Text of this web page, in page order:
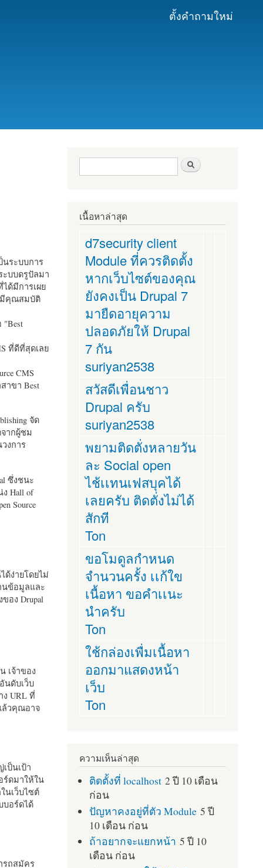
ตั้งคำถามใหม่
นระบบการ
ะบบดรูปัลมา
ด้มีการเผย
มีคุณสมบัติ
"Best
ที่ดีที่สุดเลย
CMS
าขา Best
จัด
ากผู้ชม
งการ
ซึ่งชนะ
Hall of
Source
ด้ง่ายโดยไม่
นข้อมูลและ
อง Drupal
เจ้าของ
นดับเว็บ
URL ที่
ล้วคุณอาจ
ป็นเป้า
ร์ดมาให้ใน
นเว็บไซต์
บอร์ดได้
รถสมัคร
ฟอร์มค้นหา
เนื้อหาล่าสุด
d7security client
Module ที่ควรติดตั้ง
หากเว็บไซต์ของคุณ
ยังคงเป็น Drupal 7
มายืดอายุความ
ปลอดภัยให้ Drupal
7 กัน
suriyan2538
สวัสดีเพื่อนชาว
Drupal ครับ
suriyan2538
พยามติดตั่งหลายวัน
ละ Social open
ไช้เเทนเฟสบุคได้
เลยครับ ติดตั่งไม่ได้
สักที
Ton
ขอโมดูลกำหนด
จำนวนครั้ง เเก้ใข
เนื้อหา ขอคำเเนะ
นำครับ
Ton
ใช้กล่องเพื่มเนื้อหา
ออกมาแสดงหน้า
เว็บ
Ton
ความเห็นล่าสุด
ติดตั้งที่ localhost 2 ปี 10 เดือน
ก่อน
ปัญหาคงอยู่ที่ตัว Module 5 ปี
10 เดือน ก่อน
ถ้าอยากจะแยกหน้า 5 ปี 10
เดือน ก่อน